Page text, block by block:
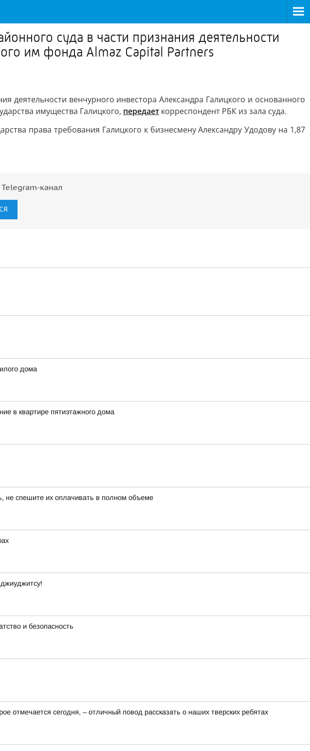
суда в части признания деятельности
им фонда Almaz Capital Partners
деятельности венчурного инвестора Александра Галицкого и основанного
имущества Галицкого, передает корреспондент РБК из зала суда.
права требования Галицкого к бизнесмену Александру Удодову на 1,87
канал
дома
в квартире пятиэтажного дома
не спешите их оплачивать в полном объеме
и безопасность
отмечается сегодня, – отличный повод рассказать о наших тверских ребятах